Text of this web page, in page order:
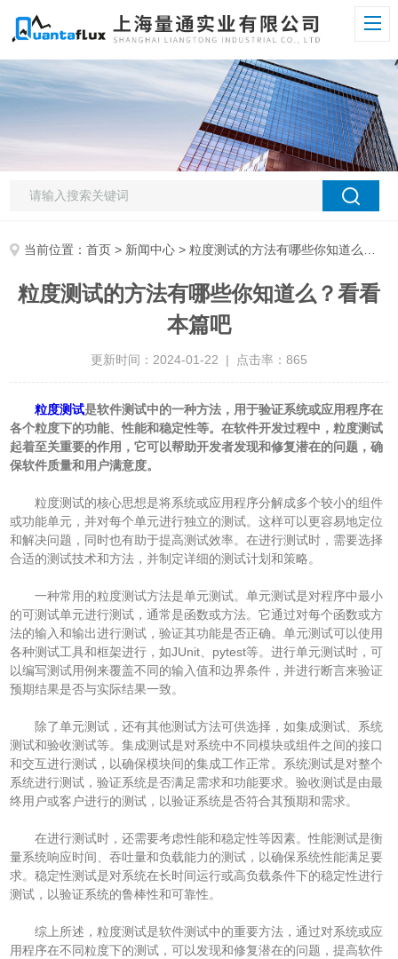
当前位置：首页 > 新闻中心 > 粒度测试的方法有哪些你知道么？看看本篇吧
粒度测试的方法有哪些你知道么？看看
本篇吧
更新时间：2024-01-22 | 点击率：865
粒度测试是软件测试中的一种方法，用于验证系统或应用程序在
各个粒度下的功能、性能和稳定性等。在软件开发过程中，粒度测试
起着至关重要的作用，它可以帮助开发者发现和修复潜在的问题，确
保软件质量和用户满意度。
粒度测试的核心思想是将系统或应用程序分解成多个较小的组件
或功能单元，并对每个单元进行独立的测试。这样可以更容易地定位
和解决问题，同时也有助于提高测试效率。在进行测试时，需要选择
合适的测试技术和方法，并制定详细的测试计划和策略。
一种常用的粒度测试方法是单元测试。单元测试是对程序中最小
的可测试单元进行测试，通常是函数或方法。它通过对每个函数或方
法的输入和输出进行测试，验证其功能是否正确。单元测试可以使用
各种测试工具和框架进行，如JUnit、pytest等。进行单元测试时，可
以编写测试用例来覆盖不同的输入值和边界条件，并进行断言来验证
预期结果是否与实际结果一致。
除了单元测试，还有其他测试方法可供选择，如集成测试、系统
测试和验收测试等。集成测试是对系统中不同模块或组件之间的接口
和交互进行测试，以确保模块间的集成工作正常。系统测试是对整个
系统进行测试，验证系统是否满足需求和功能要求。验收测试是由最
终用户或客户进行的测试，以验证系统是否符合其预期和需求。
在进行测试时，还需要考虑性能和稳定性等因素。性能测试是衡
量系统响应时间、吞吐量和负载能力的测试，以确保系统性能满足要
求。稳定性测试是对系统在长时间运行或高负载条件下的稳定性进行
测试，以验证系统的鲁棒性和可靠性。
综上所述，粒度测试是软件测试中的重要方法，通过对系统或应
用程序在不同粒度下的测试，可以发现和修复潜在的问题，提高软件